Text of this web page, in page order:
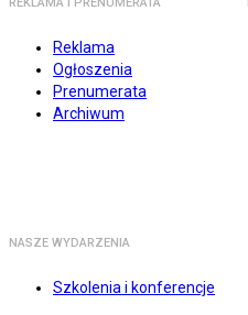
Reklama
Ogłoszenia
Prenumerata
Archiwum
NASZE WYDARZENIA
Szkolenia i konferencje